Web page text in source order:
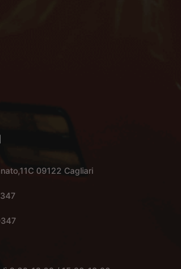
09122 Cagliari